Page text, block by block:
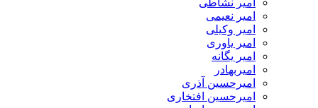
امیر نعیمی
امیر وکیلی
امیر یاوری
امیر یگانه
امیربهادر
امیرحسین آذری
امیرحسین افتخاری